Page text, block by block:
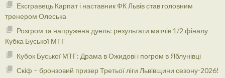
Ексгравець Карпат і наставник ФК Львів став головним
тренером Олеська
Розгром та напружена дуель: результати матчів 1/2 фіналу
Кубка Буської МТГ
Кубок Буської МТГ: Драма в Ожидові і погром в Яблунівці
Скіф – бронзовий призер Третьої ліги Львівщини сезону-2026!